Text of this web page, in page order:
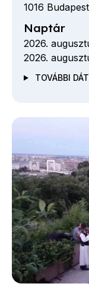
1016
Naptár
2026.
2026.
TOVÁBBI